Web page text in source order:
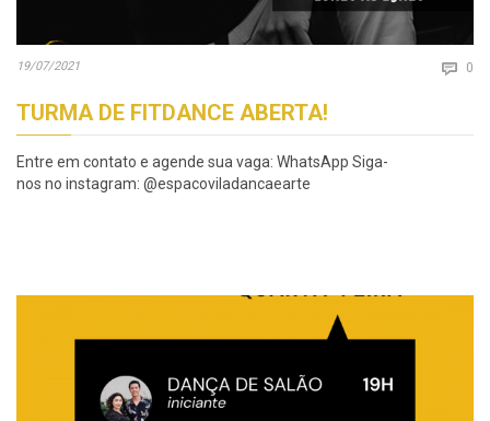
19/07/2021  0
TURMA DE FITDANCE ABERTA!
Entre em contato e agende sua vaga: WhatsApp Siga-
nos no instagram: @espacoviladancaearte